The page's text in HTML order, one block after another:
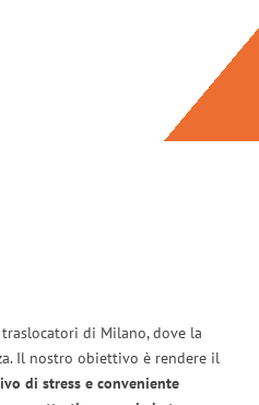
di Milano, dove la
Il nostro obiettivo è rendere il
di stress e conveniente